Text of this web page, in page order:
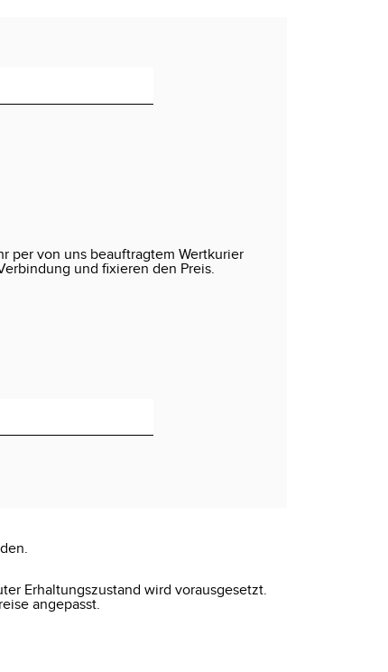
per von uns beauftragtem Wertkurier
und fixieren den Preis.
Erhaltungszustand wird vorausgesetzt.
angepasst.